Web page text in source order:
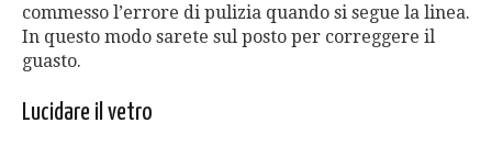
commesso l’errore di pulizia quando si segue la linea.
In questo modo sarete sul posto per correggere il
guasto.
Lucidare il vetro